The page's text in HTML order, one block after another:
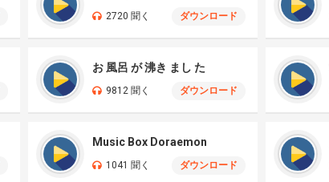
2720 聞く ダウンロード
お 風呂 が 沸き まし た
9812 聞く ダウンロード
Music Box Doraemon
1041 聞く ダウンロード